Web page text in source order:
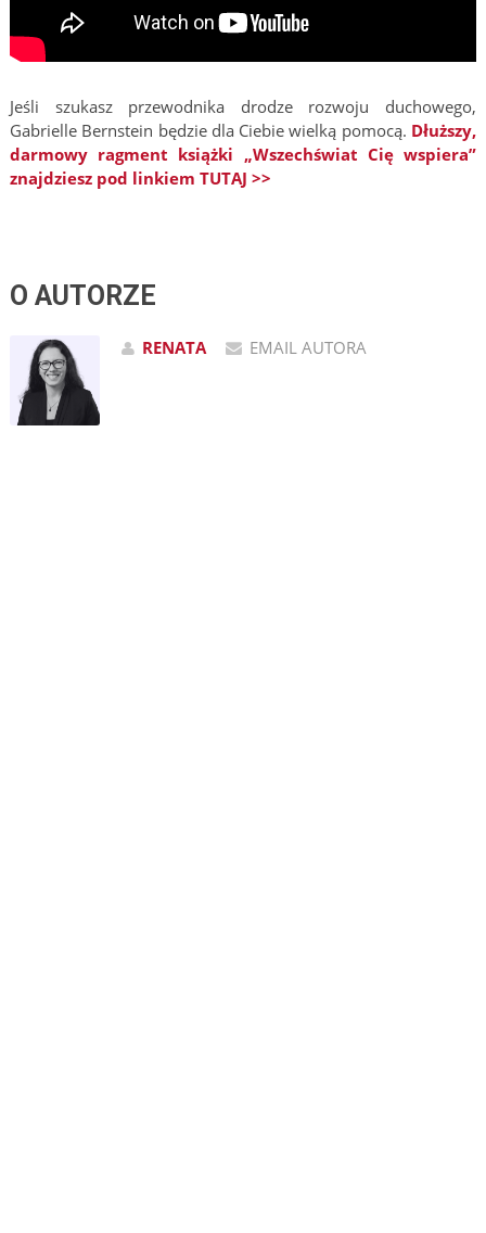
Jeśli szukasz przewodnika drodze rozwoju duchowego,
Gabrielle Bernstein będzie dla Ciebie wielką pomocą. Dłuższy,
darmowy ragment książki „Wszechświat Cię wspiera”
znajdziesz pod linkiem TUTAJ >>
O AUTORZE
RENATA EMAIL AUTORA